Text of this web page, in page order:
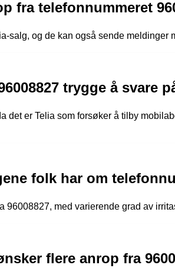
fra telefonnummeret
salg, og de kan også sende meldinger
trygge å svare
det er Telia som forsøker å tilby
folk har om
96008827, med varierende grad av
flere anrop fra